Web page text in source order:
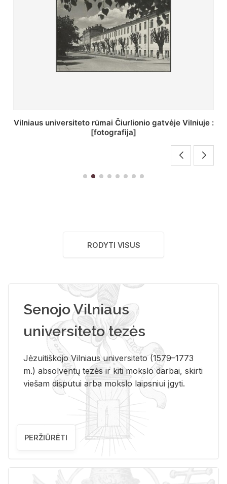
St. Batoro universiteto J. Pilsudskio kolegija :
[fotografija]
RODYTI VISUS
Senojo Vilniaus
universiteto tezės
Jėzuitiškojo Vilniaus universiteto (1579–1773
m.) absolventų tezės ir kiti mokslo darbai, skirti
viešam disputui arba mokslo laipsniui įgyti.
PERŽIŪRĖTI